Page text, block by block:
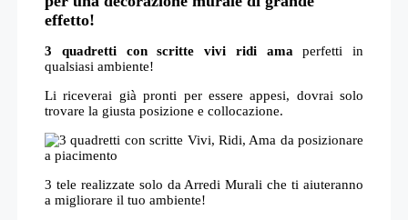
effetto!
3 quadretti con scritte vivi ridi ama perfetti in
qualsiasi ambiente!
Li riceverai già pronti per essere appesi, dovrai solo
trovare la giusta posizione e collocazione.
3 tele realizzate solo da Arredi Murali che ti aiuteranno
a migliorare il tuo ambiente!